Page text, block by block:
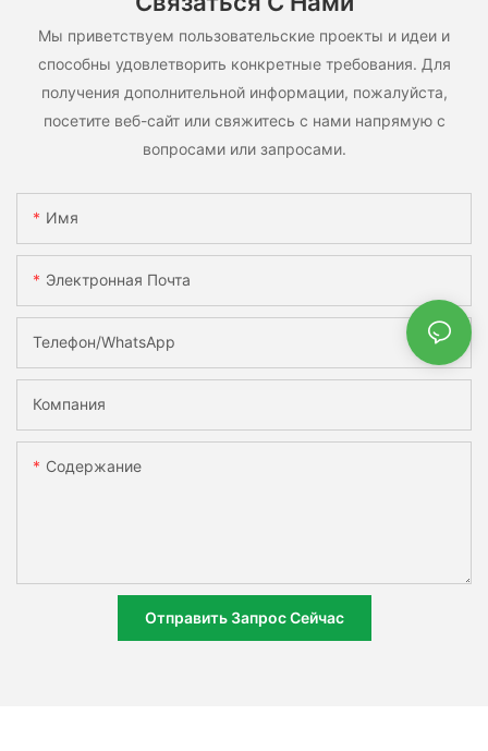
Мы приветствуем пользовательские проекты и идеи и
способны удовлетворить конкретные требования. Для
получения дополнительной информации, пожалуйста,
посетите веб-сайт или свяжитесь с нами напрямую с
вопросами или запросами.
Имя
Электронная Почта
Телефон/WhatsApp
Компания
Содержание
Отправить Запрос Сейчас